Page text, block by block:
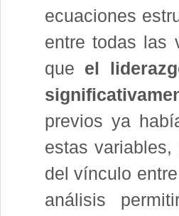
ecuaciones
entre todas las
que el
previos ya
estas
del vínculo
análisis